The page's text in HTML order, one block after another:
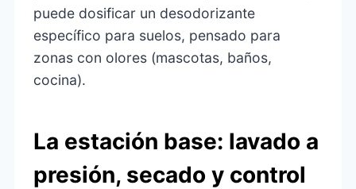
puede dosificar un desodorizante
específico para suelos, pensado para
zonas con olores (mascotas, baños,
cocina).
La estación base: lavado a
presión, secado y control